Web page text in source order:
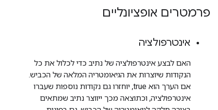
פרמטרים אופציונליים
אינטרפולציה
האם לבצע אינטרפולציה של נתיב כדי לכלול את כל
הנקודות שיוצרות את הגיאומטריה המלאה של הכביש.
אם הערך הוא true, יוחזרו גם נקודות נוספות שעברו
אינטרפולציה, וכתוצאה מכך ייווצר נתיב שמתאים